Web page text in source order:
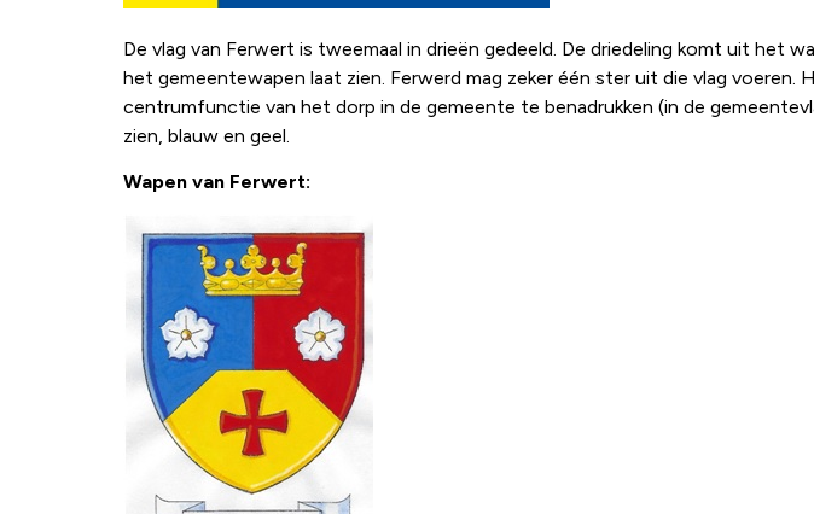
De vlag van Ferwert is tweemaal in drieën gedeeld. De driedeling komt uit het
het gemeentewapen laat zien. Ferwerd mag zeker één ster uit die vlag
centrumfunctie van het dorp in de gemeente te benadrukken (in de
zien, blauw en geel.
Wapen van Ferwert: